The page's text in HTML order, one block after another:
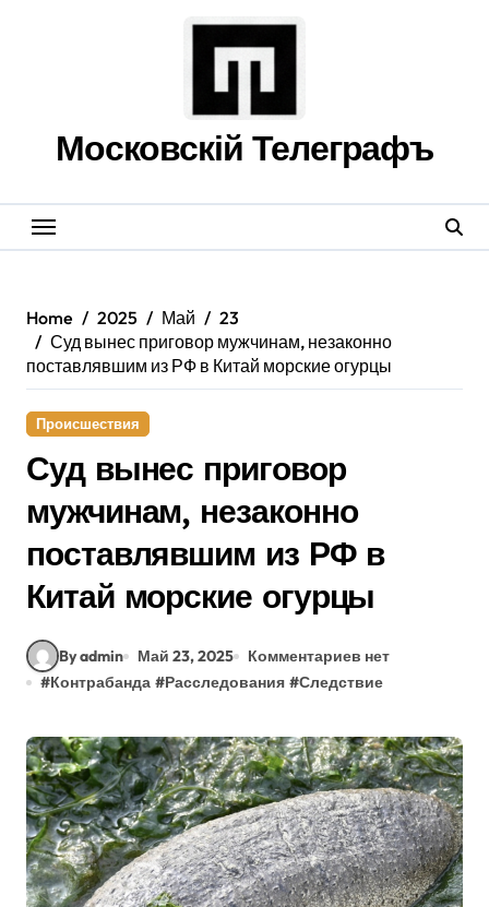
Московскій Телеграфъ
Home 2025 Май
23
Суд вынес приговор мужчинам, незаконно
поставлявшим из РФ в Китай морские огурцы
Происшествия
Суд вынес приговор
мужчинам, незаконно
поставлявшим из РФ в
Китай морские огурцы
By admin Май 23, 2025
Комментариев нет
#Контрабанда #Расследования #Следствие